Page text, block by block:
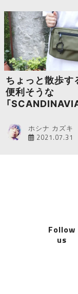
ちょっと散歩す
便利そうな
「
ルダーに新色が
ホシナ カズキ
2021.07.31
Follow
us